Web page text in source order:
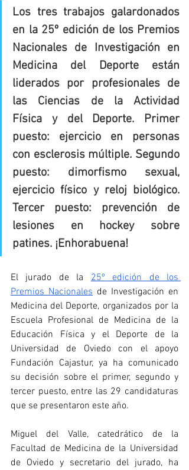
Los tres trabajos galardonados
en la 25º edición de los Premios
Nacionales de Investigación en
Medicina del Deporte están
liderados por profesionales de
las Ciencias de la Actividad
Física y del Deporte. Primer
puesto: ejercicio en personas
con esclerosis múltiple. Segundo
puesto: dimorfismo sexual,
ejercicio físico y reloj biológico.
Tercer puesto: prevención de
lesiones en hockey sobre
patines. ¡Enhorabuena!
El jurado de la 25º edición de los
Premios Nacionales de Investigación en
Medicina del Deporte, organizados por la
Escuela Profesional de Medicina de la
Educación Física y el Deporte de la
Universidad de Oviedo con el apoyo
Fundación Cajastur, ya ha comunicado
su decisión sobre el primer, segundo y
tercer puesto, entre las 29 candidaturas
que se presentaron este año.
Miguel del Valle, catedrático de la
Facultad de Medicina de la Universidad
de Oviedo y secretario del jurado, ha